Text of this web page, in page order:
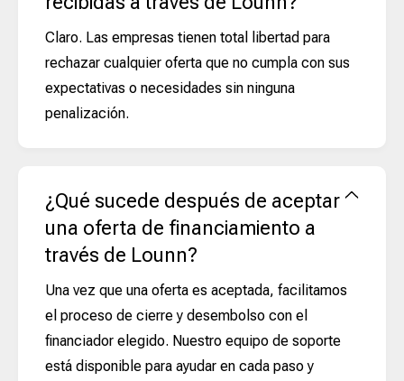
Claro. Las empresas tienen total libertad para
rechazar cualquier oferta que no cumpla con sus
expectativas o necesidades sin ninguna
penalización.
¿Qué sucede después de aceptar
una oferta de financiamiento a
través de Lounn?
Una vez que una oferta es aceptada, facilitamos
el proceso de cierre y desembolso con el
financiador elegido. Nuestro equipo de soporte
está disponible para ayudar en cada paso y